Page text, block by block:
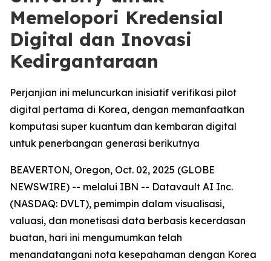
Memelopori Kredensial
Digital dan Inovasi
Kedirgantaraan
Perjanjian ini meluncurkan inisiatif verifikasi pilot
digital pertama di Korea, dengan memanfaatkan
komputasi super kuantum dan kembaran digital
untuk penerbangan generasi berikutnya
BEAVERTON, Oregon, Oct. 02, 2025 (GLOBE
NEWSWIRE) -- melalui IBN -- Datavault AI Inc.
(NASDAQ: DVLT), pemimpin dalam visualisasi,
valuasi, dan monetisasi data berbasis kecerdasan
buatan, hari ini mengumumkan telah
menandatangani nota kesepahaman dengan Korea